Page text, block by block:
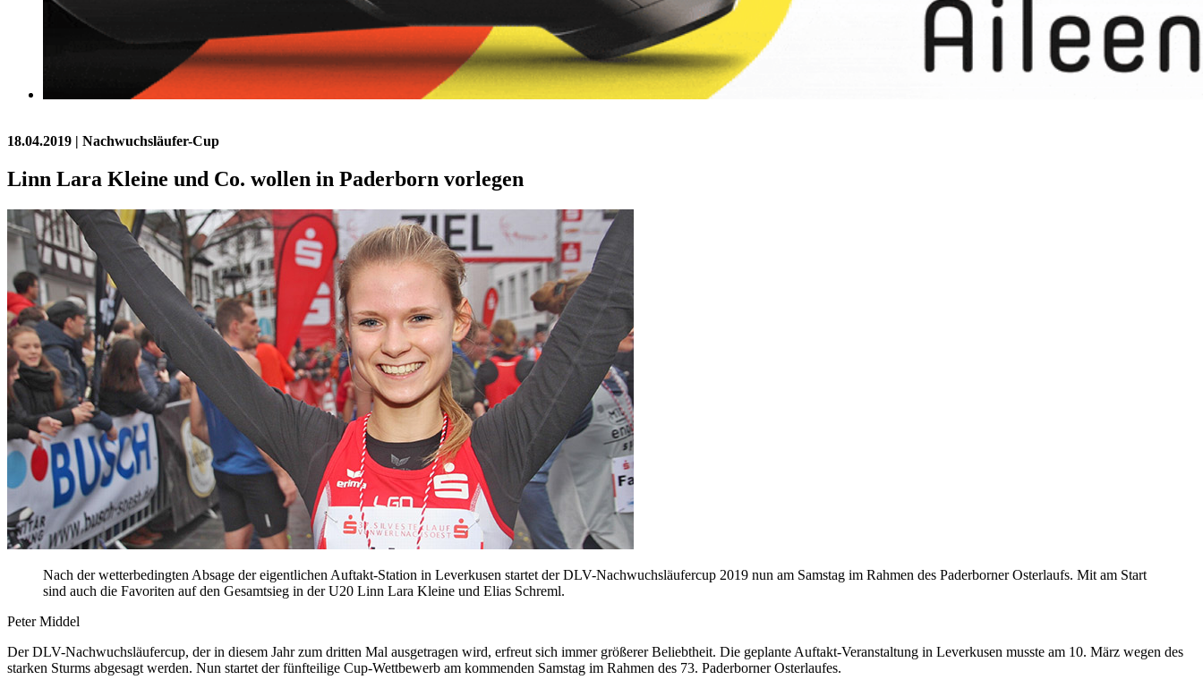
18.04.2019 | Nachwuchsläufer-Cup
Linn Lara Kleine und Co. wollen in Paderborn vorlegen
Nach der wetterbedingten Absage der eigentlichen Auftakt-Station in Leverkusen startet der DLV-Nachwuchsläufercup 2019 nun am Samstag im Rahmen des Paderborner Osterlaufs. Mit am Start
sind auch die Favoriten auf den Gesamtsieg in der U20 Linn Lara Kleine und Elias Schreml.
Peter Middel
Der DLV-Nachwuchsläufercup, der in diesem Jahr zum dritten Mal ausgetragen wird, erfreut sich immer größerer Beliebtheit. Die geplante Auftakt-Veranstaltung in Leverkusen musste am 10. März wegen des
starken Sturms abgesagt werden. Nun startet der fünfteilige Cup-Wettbewerb am kommenden Samstag im Rahmen des 73. Paderborner Osterlaufes.